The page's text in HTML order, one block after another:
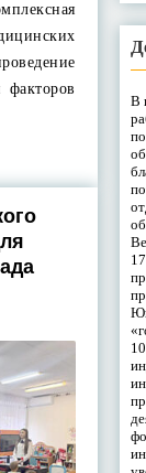
В